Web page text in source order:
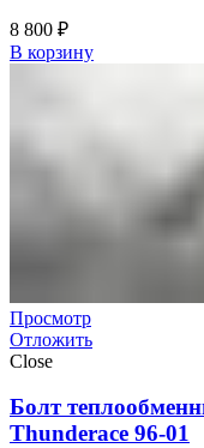
8 800 ₽
В корзину
Просмотр
Отложить
Close
Болт
Thunderace 96-01